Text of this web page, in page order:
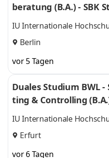
beratung (B.A.) - SBK
IU Internationale
Berlin
vor 5 Tagen
Duales Studium BWL
ting & Controlling
IU Internationale
Erfurt
vor 6 Tagen